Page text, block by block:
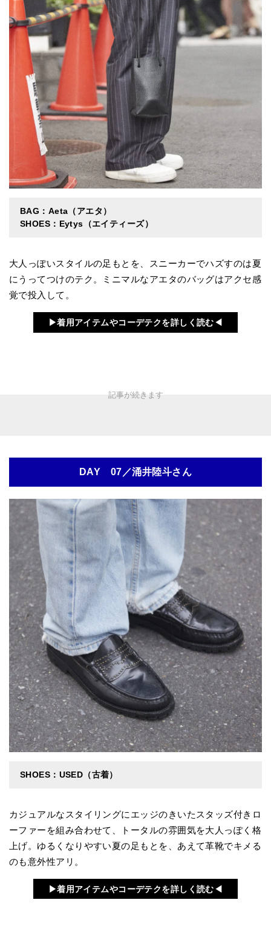
BAG：Aeta（アエタ）
SHOES：Eytys（エイティーズ）
大人っぽいスタイルの足もとを、スニーカーでハズすのは夏
にうってつけのテク。ミニマルなアエタのバッグはアクセ感
覚で投入して。
▶︎着用アイテムやコーデテクを詳しく読む◀︎
DAY 07／涌井陸斗さん
SHOES：USED（古着）
カジュアルなスタイリングにエッジのきいたスタッズ付きロ
ーファーを組み合わせて、トータルの雰囲気を大人っぽく格
上げ。ゆるくなりやすい夏の足もとを、あえて革靴でキメる
のも意外性アリ。
▶︎着用アイテムやコーデテクを詳しく読む◀︎